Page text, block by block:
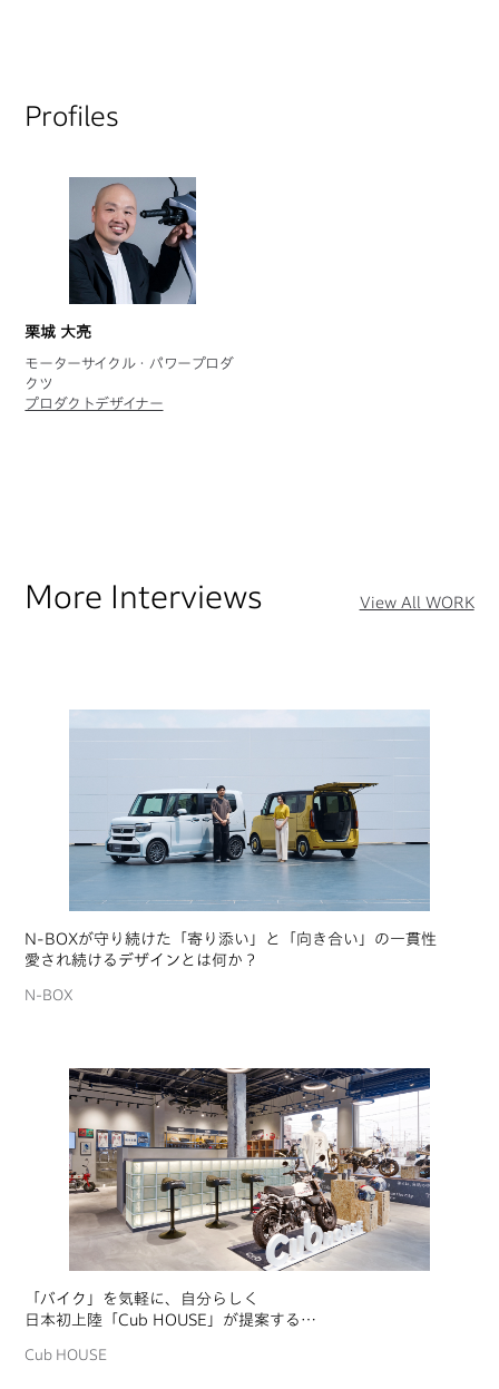
Profiles
栗城 大亮
モーターサイクル・パワープロダ
クツ
プロダクトデザイナー
More Interviews View All WORK
N-BOXが守り続けた「寄り添い」と「向き合い」の一貫性
愛され続けるデザインとは何か？
N-BOX
「バイク」を気軽に、自分らしく
日本初上陸「Cub HOUSE」が提案する
Cub HOUSE